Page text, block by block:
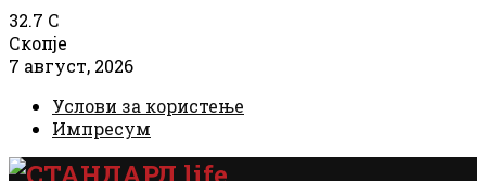
32.7 C
Скопје
7 август, 2026
Услови за користење
Импресум
Facebook
Instagram
Email
Rss